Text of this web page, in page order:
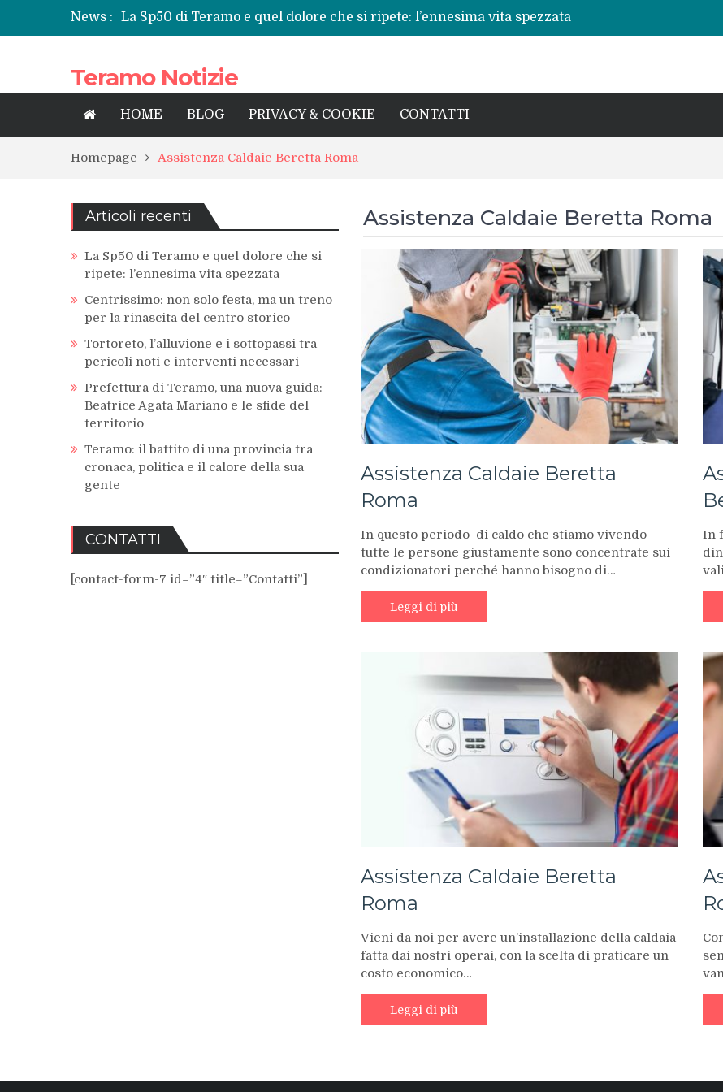
News :
La Sp50 di Teramo e quel dolore che si ripete: l’ennesima vita spezzata
Centrissimo: non solo festa, ma un treno per la rinascita del centro storico
Prefettura di Teramo, una nuova guida: Beatrice Agata Mariano e le sfide del
territorio
Teramo: il battito di una provincia tra cronaca, politica e il calore della sua gente
Teramo Notizie
HOME BLOG PRIVACY & COOKIE CONTATTI
Homepage Assistenza Caldaie Beretta Roma
Assistenza Caldaie Beretta Roma
Assistenza Caldaie Beretta
Roma
In questo periodo di caldo che stiamo vivendo
tutte le persone giustamente sono concentrate sui
condizionatori perché hanno bisogno di…
Leggi di più
In
Assistenza Caldaie Beretta
Roma
Vieni da noi per avere un’installazione della caldaia
fatta dai nostri operai, con la scelta di praticare un
costo economico…
Leggi di più
Articoli recenti
La Sp50 di Teramo e quel dolore che si
ripete: l’ennesima vita spezzata
Centrissimo: non solo festa, ma un treno
per la rinascita del centro storico
Tortoreto, l’alluvione e i sottopassi tra
pericoli noti e interventi necessari
Prefettura di Teramo, una nuova guida:
Beatrice Agata Mariano e le sfide del
territorio
Teramo: il battito di una provincia tra
cronaca, politica e il calore della sua
gente
CONTATTI
[contact-form-7 id=”4″ title=”Contatti”]